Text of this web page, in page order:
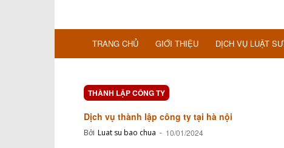
TRANG CHỦ GIỚI THIỆU DỊCH VỤ LUẬT SƯ
THÀNH LẬP CÔNG TY
Dịch vụ thành lập công ty tại hà nội
Bởi Luat su bao chua - 10/01/2024